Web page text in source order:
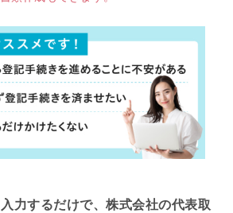
力するだけで、株式会社の代表取